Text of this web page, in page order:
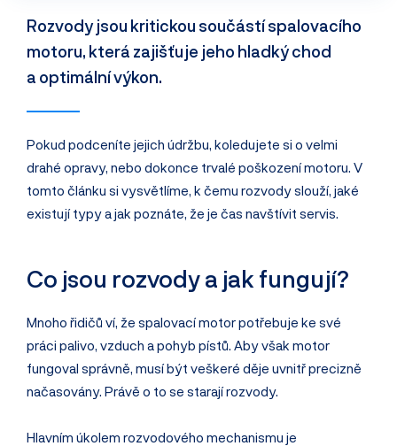
Rozvody jsou kritickou součástí spalovacího
motoru, která zajišťuje jeho hladký chod
a optimální výkon.
Pokud podceníte jejich údržbu, koledujete si o velmi
drahé opravy, nebo dokonce trvalé poškození motoru. V
tomto článku si vysvětlíme, k čemu rozvody slouží, jaké
existují typy a jak poznáte, že je čas navštívit servis.
Co jsou rozvody a jak fungují?
Mnoho řidičů ví, že spalovací motor potřebuje ke své
práci palivo, vzduch a pohyb pístů. Aby však motor
fungoval správně, musí být veškeré děje uvnitř precizně
načasovány. Právě o to se starají rozvody.
Hlavním úkolem rozvodového mechanismu je